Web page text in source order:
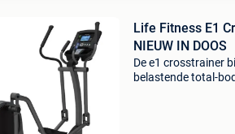
Life Fitness E1
NIEUW IN DOOS
De e1 crosstrainer
belastende total-